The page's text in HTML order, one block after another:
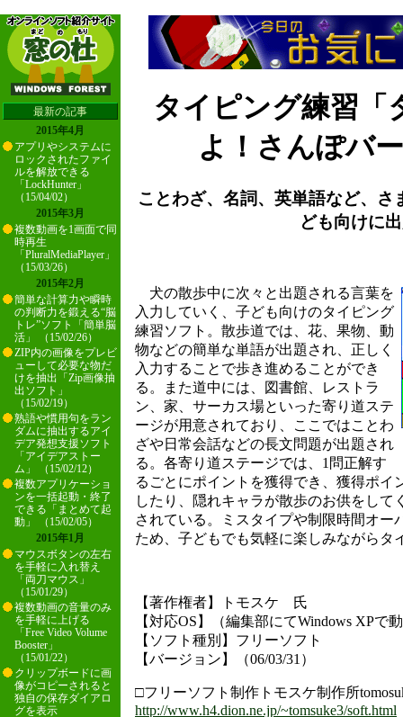
最新の記事
2015年4月
アプリやシステムに
ロックされたファイ
ルを解放できる
「LockHunter」
（15/04/02）
2015年3月
複数動画を1画面で同
時再生
「PluralMediaPlayer」
（15/03/26）
2015年2月
簡単な計算力や瞬時
の判断力を鍛える“脳
トレ”ソフト「簡単脳
活」 （15/02/26）
ZIP内の画像をプレビ
ューして必要な物だ
けを抽出「Zip画像抽
出ソフト」
（15/02/19）
熟語や慣用句をラン
ダムに抽出するアイ
デア発想支援ソフト
「アイデアストー
ム」 （15/02/12）
複数アプリケーショ
ンを一括起動・終了
できる「まとめて起
動」 （15/02/05）
2015年1月
マウスボタンの左右
を手軽に入れ替え
「両刀マウス」
（15/01/29）
複数動画の音量のみ
を手軽に上げる
「Free Video Volume
Booster」
（15/01/22）
クリップボードに画
像がコピーされると
独自の保存ダイアロ
グを表示
タイピング練習「
よ！さんぽバ
ことわざ、名詞、英単語など、さ
ども向けに
犬の散歩中に次々と出題される言葉を
入力していく、子ども向けのタイピング
練習ソフト。散歩道では、花、果物、動
物などの簡単な単語が出題され、正しく
入力することで歩き進めることができ
る。また道中には、図書館、レストラ
ン、家、サーカス場といった寄り道ステ
ージが用意されており、ここではことわ
ざや日常会話などの長文問題が出題され
る。各寄り道ステージでは、1問正解す
るごとにポイントを獲得でき、獲得ポイ
したり、隠れキャラが散歩のお供をして
されている。ミスタイプや制限時間オー
ため、子どもでも気軽に楽しみながらタ
【著作権者】トモスケ 氏
【対応OS】（編集部にてWindows XPで
【ソフト種別】フリーソフト
【バージョン】（06/03/31）
□フリーソフト制作トモスケ制作所
http://www.h4.dion.ne.jp/~tomsuke3/soft.html